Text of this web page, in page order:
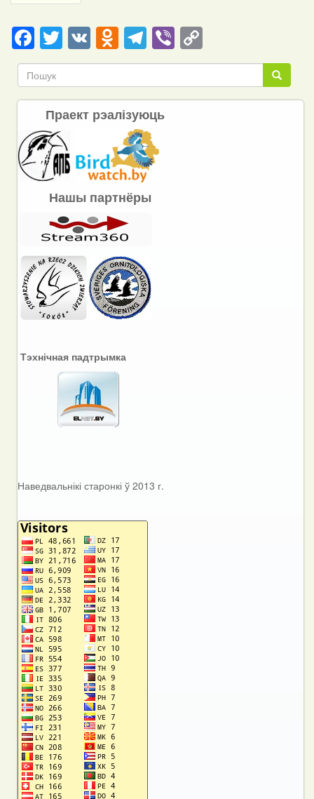
page
Facebook
Twitter
VKOdnoklassniki
Telegram
ViberCopy
Link Пошук
Пошук
Праект рэалізуюць
Нашы партнёры
Тэхнічная падтрымка
Наведвальнікі старонкі ў 2013 г.